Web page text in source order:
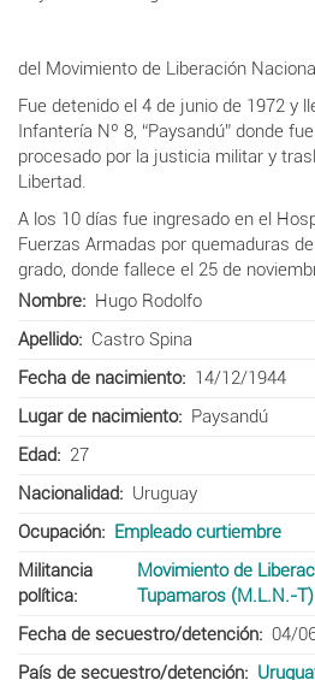
del Movimiento de Liberación
Fue detenido el 4 de junio de 1972 y
Infantería Nº 8, “Paysandú” donde
procesado por la justicia militar y
Libertad.
A los 10 días fue ingresado en el
Fuerzas Armadas por quemaduras
grado, donde fallece el 25 de
Nombre
Hugo Rodolfo
Apellido
Castro Spina
Fecha de nacimiento
14/12/1944
Lugar de nacimiento
Paysandú
Edad
27
Nacionalidad
Uruguay
Ocupación
Empleado curtiembre
Militancia
política
Movimiento de
Tupamaros (M.L.N.-T)
Fecha de secuestro/detención
04/
País de secuestro/detención